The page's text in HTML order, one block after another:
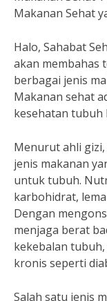
Makanan Sehat
Halo, Sahabat
akan membahas
berbagai jenis
Makanan sehat
kesehatan tubuh
Menurut ahli
jenis makanan
untuk tubuh.
karbohidrat,
Dengan
menjaga berat
kekebalan
kronis seperti
Salah satu jenis